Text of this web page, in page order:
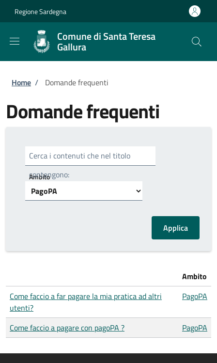
Regione Sardegna
Comune di Santa Teresa
Gallura
Briciole di pane
Home / Domande frequenti
Domande frequenti
Cerca i contenuti che nel titolo
contengono:
Ambito
Ambito
Come faccio a far pagare la mia pratica ad altri
utenti?
PagoPA
Come faccio a pagare con pagoPA ? PagoPA